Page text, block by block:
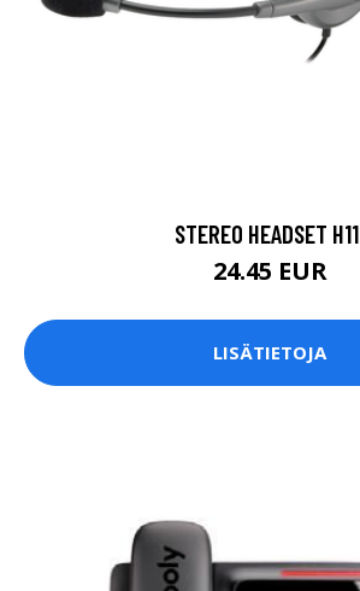
STEREO HEADSET
24.45 EUR
LISÄTIETOJA